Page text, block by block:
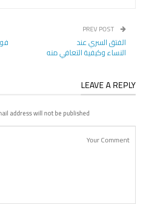
الفتق السري عند
النساء وكيفية التعافي منه
LEAVE A REPLY
address will not be published.